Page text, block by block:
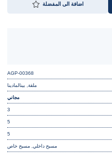
اضافة الى المفضلة
AGP-00368
ملقة, بينالمادينا
مجاني
3
5
5
مسبح داخلي, مسبح خاص